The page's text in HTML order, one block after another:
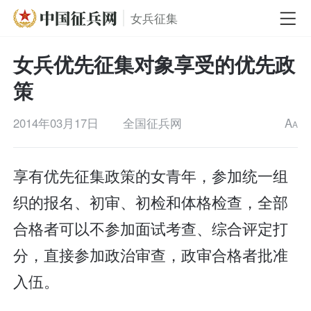
女兵征集
女兵优先征集对象享受的优先政
策
2014年03月17日 全国征兵网 AA
享有优先征集政策的女青年，参加统一组
织的报名、初审、初检和体格检查，全部
合格者可以不参加面试考查、综合评定打
分，直接参加政治审查，政审合格者批准
入伍。